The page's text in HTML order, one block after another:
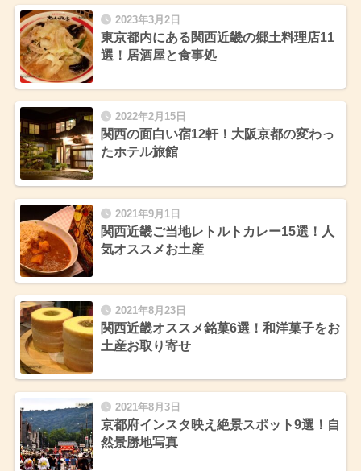
2023年3月2日
東京都内にある関西近畿の郷土料理店11
選！居酒屋と食事処
2022年2月15日
関西の面白い宿12軒！大阪京都の変わっ
たホテル旅館
2021年9月1日
関西近畿ご当地レトルトカレー15選！人
気オススメお土産
2021年8月23日
関西近畿オススメ銘菓6選！和洋菓子をお
土産お取り寄せ
2021年8月3日
京都府インスタ映え絶景スポット9選！自
然景勝地写真